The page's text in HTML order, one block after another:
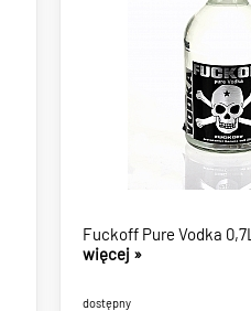
Fuckoff Pure Vodka 0,7L
więcej »
dostępny